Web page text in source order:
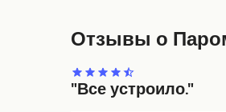
Отзывы о
"Все устроило."